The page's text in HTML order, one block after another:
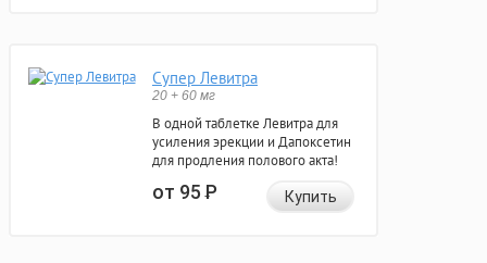
Супер Левитра
20 + 60 мг
В одной таблетке Левитра для
усиления эрекции и Дапоксетин
для продления полового акта!
от 95Р Купить